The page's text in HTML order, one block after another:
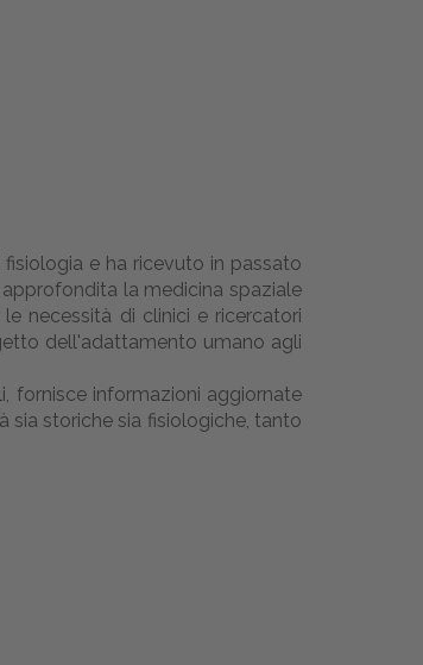
e ha ricevuto in passato
la medicina spaziale
necessità di clinici e ricercatori
dell'adattamento umano agli
fornisce informazioni aggiornate
storiche sia fisiologiche, tanto